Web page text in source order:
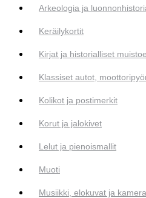
Arkeologia ja
Keräilykortit
Kirjat ja historialliset
Klassiset autot,
Kolikot ja postimerkit
Korut ja jalokivet
Lelut ja pienoismallit
Muoti
Musiikki, elokuvat ja